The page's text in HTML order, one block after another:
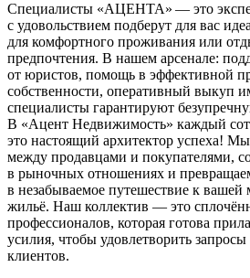
Специалисты «АЦЕНТА» — это
с удовольствием подберут для вас
для комфортного проживания или
предпочтения. В нашем арсенале:
от юристов, помощь в эффективной
собственности, оперативный выкуп
специалисты гарантируют
В «Ацент Недвижимость» каждый
это настоящий архитектор успеха!
между продавцами и покупателями,
в рыночных отношениях и
в незабываемое путешествие к вашей
жильё. Наш коллектив — это
профессионалов, которая готова
усилия, чтобы удовлетворить
клиентов.